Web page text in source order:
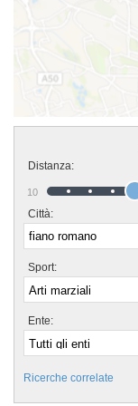
Distanza:
10
Città:
Sport:
Ente:
Ricerche correlate